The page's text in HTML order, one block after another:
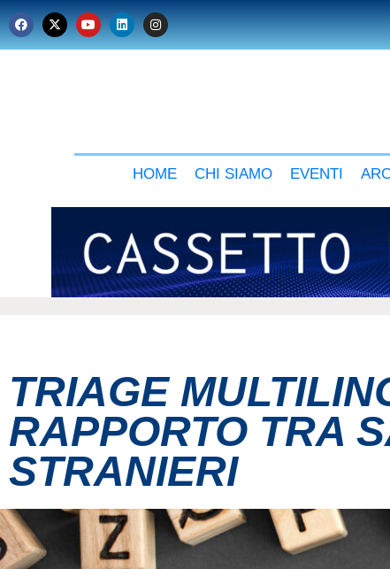
HOME CHI SIAMO EVENTI
TRIAGE
RAPPORTO TRA
STRANIERI